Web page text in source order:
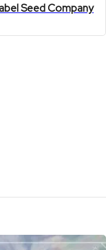
Seed Company